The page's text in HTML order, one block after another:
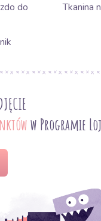
do
Tkanina
w Programie